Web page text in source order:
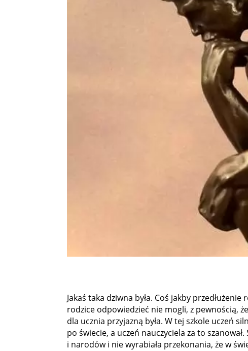
Jakaś taka dziwna była. Coś jakby
rodzice odpowiedzieć nie mogli, z pewnością,
dla ucznia przyjazną była. W tej szkole uczeń
po świecie, a uczeń nauczyciela za to
i narodów i nie wyrabiała przekonania, że w